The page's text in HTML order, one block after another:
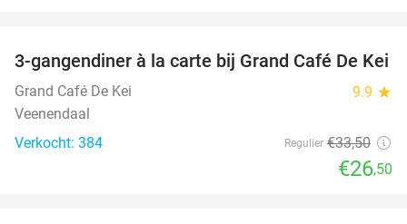
21%
3-gangendiner à la carte bij Grand Café De Kei
Grand Café De Kei 9.9 star
Veenendaal
Verkocht: 384
Regulier €33,50
€26,50